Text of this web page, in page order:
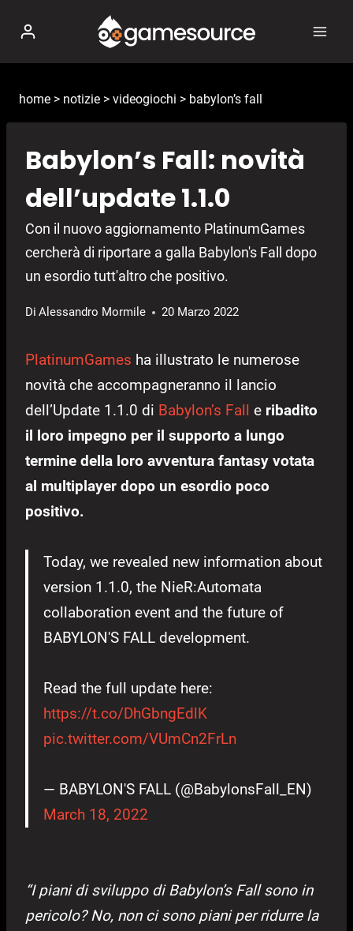
contenuto
home > notizie > videogiochi > babylon’s fall
Babylon’s Fall: novità
dell’update 1.1.0
Con il nuovo aggiornamento PlatinumGames
cercherà di riportare a galla Babylon's Fall dopo
un esordio tutt'altro che positivo.
Di Alessandro Mormile 20 Marzo 2022
PlatinumGames ha illustrato le numerose
novità che accompagneranno il lancio
dell’Update 1.1.0 di Babylon’s Fall e ribadito
il loro impegno per il supporto a lungo
termine della loro avventura fantasy votata
al multiplayer dopo un esordio poco
positivo.
Today, we revealed new information about
version 1.1.0, the NieR:Automata
collaboration event and the future of
BABYLON'S FALL development.
Read the full update here:
https://t.co/DhGbngEdlK
pic.twitter.com/VUmCn2FrLn
— BABYLON'S FALL (@BabylonsFall_EN)
March 18, 2022
“I piani di sviluppo di Babylon’s Fall sono in
pericolo? No, non ci sono piani per ridurre la